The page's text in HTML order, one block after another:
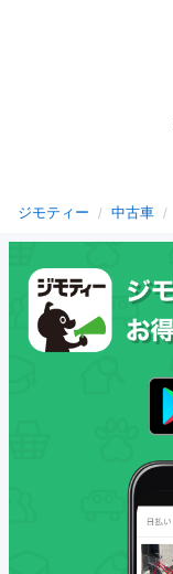
ジモティー 中古車